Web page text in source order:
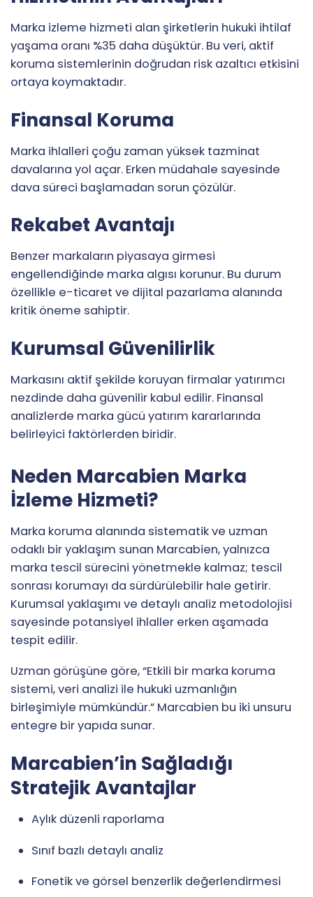
Marka izleme hizmeti alan şirketlerin hukuki ihtilaf
yaşama oranı %35 daha düşüktür. Bu veri, aktif
koruma sistemlerinin doğrudan risk azaltıcı etkisini
ortaya koymaktadır.
Finansal Koruma
Marka ihlalleri çoğu zaman yüksek tazminat
davalarına yol açar. Erken müdahale sayesinde
dava süreci başlamadan sorun çözülür.
Rekabet Avantajı
Benzer markaların piyasaya girmesi
engellendiğinde marka algısı korunur. Bu durum
özellikle e-ticaret ve dijital pazarlama alanında
kritik öneme sahiptir.
Kurumsal Güvenilirlik
Markasını aktif şekilde koruyan firmalar yatırımcı
nezdinde daha güvenilir kabul edilir. Finansal
analizlerde marka gücü yatırım kararlarında
belirleyici faktörlerden biridir.
Neden Marcabien Marka
İzleme Hizmeti?
Marka koruma alanında sistematik ve uzman
odaklı bir yaklaşım sunan Marcabien, yalnızca
marka tescil sürecini yönetmekle kalmaz; tescil
sonrası korumayı da sürdürülebilir hale getirir.
Kurumsal yaklaşımı ve detaylı analiz metodolojisi
sayesinde potansiyel ihlaller erken aşamada
tespit edilir.
Uzman görüşüne göre, “Etkili bir marka koruma
sistemi, veri analizi ile hukuki uzmanlığın
birleşimiyle mümkündür.” Marcabien bu iki unsuru
entegre bir yapıda sunar.
Marcabien’in Sağladığı
Stratejik Avantajlar
Aylık düzenli raporlama
Sınıf bazlı detaylı analiz
Fonetik ve görsel benzerlik değerlendirmesi